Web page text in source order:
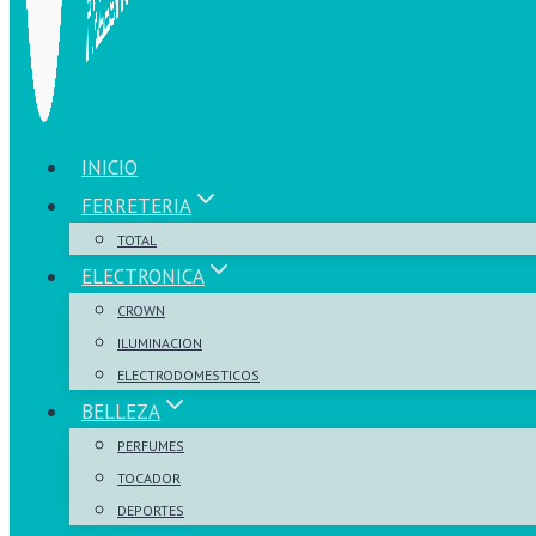
INICIO
FERRETERIA
TOTAL
ELECTRONICA
CROWN
ILUMINACION
ELECTRODOMESTICOS
BELLEZA
PERFUMES
TOCADOR
DEPORTES